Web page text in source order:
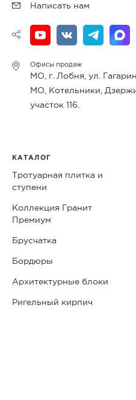
Написать нам
Офисы продаж
МО, г. Лобня, ул.
МО, Котельники,
участок 116.
КАТАЛОГ
Тротуарная плитка и
ступени
Коллекция Гранит
Премиум
Брусчатка
Бордюры
Архитектурные блоки
Ригельный кирпич